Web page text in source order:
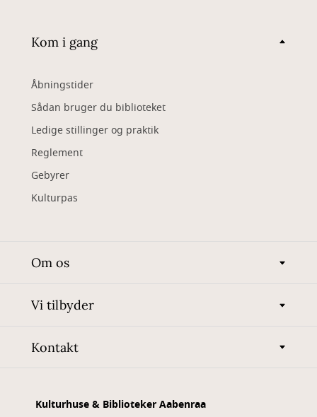
Kom i gang
Åbningstider
Sådan bruger du biblioteket
Ledige stillinger og praktik
Reglement
Gebyrer
Kulturpas
Om os
Vi tilbyder
Kontakt
Kulturhuse & Biblioteker Aabenraa